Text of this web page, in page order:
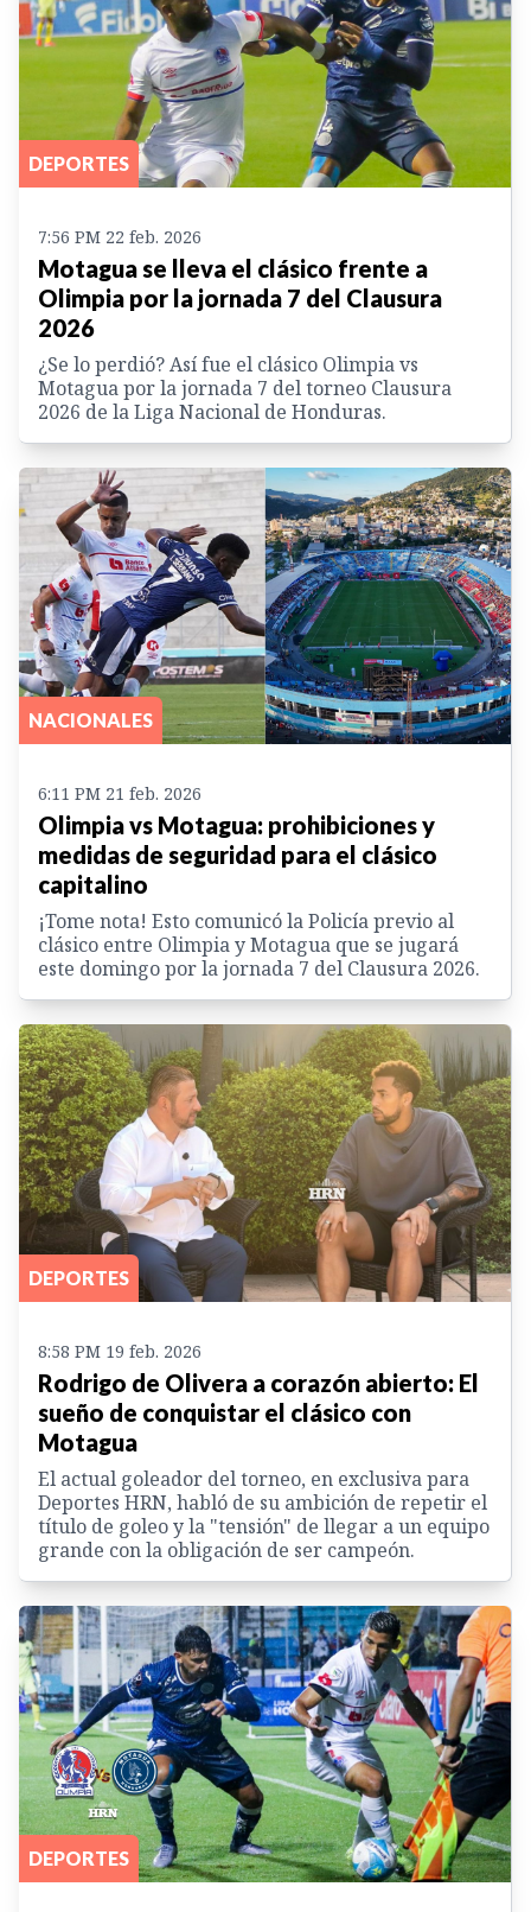
DEPORTES
7:56 PM 22 feb. 2026
Motagua se lleva el clásico frente a
Olimpia por la jornada 7 del Clausura
2026
¿Se lo perdió? Así fue el clásico Olimpia vs
Motagua por la jornada 7 del torneo Clausura
2026 de la Liga Nacional de Honduras.
NACIONALES
6:11 PM 21 feb. 2026
Olimpia vs Motagua: prohibiciones y
medidas de seguridad para el clásico
capitalino
¡Tome nota! Esto comunicó la Policía previo al
clásico entre Olimpia y Motagua que se jugará
este domingo por la jornada 7 del Clausura 2026.
DEPORTES
8:58 PM 19 feb. 2026
Rodrigo de Olivera a corazón abierto: El
sueño de conquistar el clásico con
Motagua
El actual goleador del torneo, en exclusiva para
Deportes HRN, habló de su ambición de repetir el
título de goleo y la "tensión" de llegar a un equipo
grande con la obligación de ser campeón.
DEPORTES